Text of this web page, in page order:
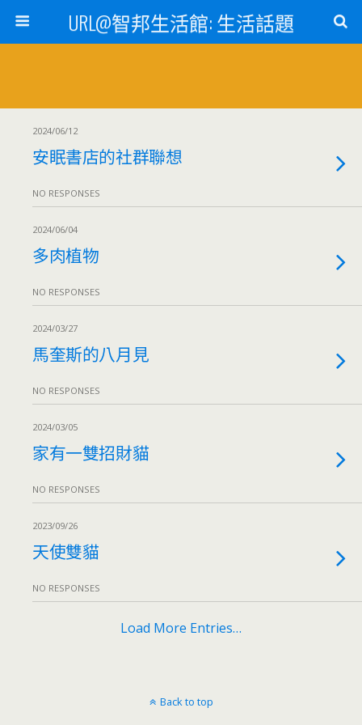
URL@智邦生活館: 生活話題
2024/06/12
安眠書店的社群聯想
NO RESPONSES
2024/06/04
多肉植物
NO RESPONSES
2024/03/27
馬奎斯的八月見
NO RESPONSES
2024/03/05
家有一雙招財貓
NO RESPONSES
2023/09/26
天使雙貓
NO RESPONSES
Load More Entries…
Back to top